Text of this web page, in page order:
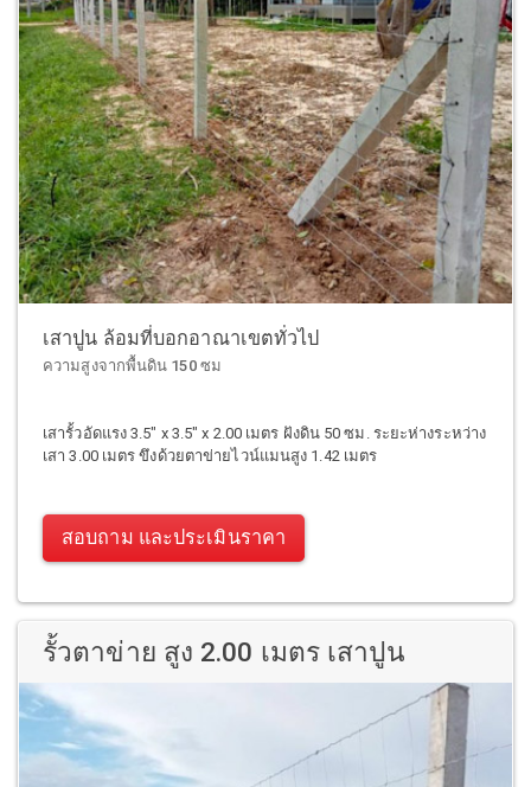
เสาปูน ล้อมที่บอกอาณาเขตทั่วไป
ความสูงจากพื้นดิน 150 ซม
เสารั้วอัดแรง 3.5" x 3.5" x 2.00 เมตร ฝังดิน 50 ซม. ระยะห่างระหว่าง
เสา 3.00 เมตร ขึงด้วยตาข่ายไวน์แมนสูง 1.42 เมตร
สอบถาม และประเมินราคา
รั้วตาข่าย สูง 2.00 เมตร เสาปูน